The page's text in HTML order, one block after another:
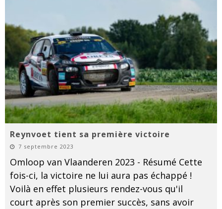
Reynvoet tient sa première victoire
7 septembre 2023
Omloop van Vlaanderen 2023 - Résumé Cette
fois-ci, la victoire ne lui aura pas échappé !
Voilà en effet plusieurs rendez-vous qu'il
court après son premier succès, sans avoir